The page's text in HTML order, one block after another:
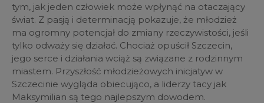
tym, jak jeden człowiek może wpłynąć na otaczający
świat. Z pasją i determinacją pokazuje, że młodzież
ma ogromny potencjał do zmiany rzeczywistości, jeśli
tylko odważy się działać. Chociaż opuścił Szczecin,
jego serce i działania wciąż są związane z rodzinnym
miastem. Przyszłość młodzieżowych inicjatyw w
Szczecinie wygląda obiecująco, a liderzy tacy jak
Maksymilian są tego najlepszym dowodem.